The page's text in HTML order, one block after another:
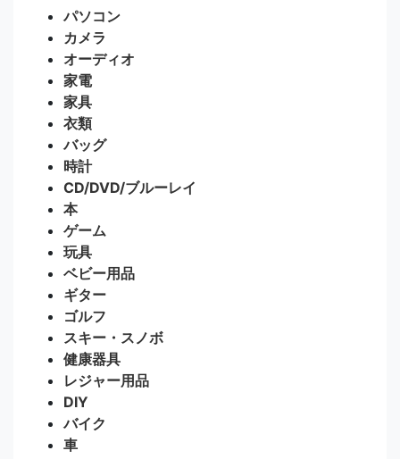
パソコン
カメラ
オーディオ
家電
家具
衣類
バッグ
時計
CD/DVD/ブルーレイ
本
ゲーム
玩具
ベビー用品
ギター
ゴルフ
スキー・スノボ
健康器具
レジャー用品
DIY
バイク
車